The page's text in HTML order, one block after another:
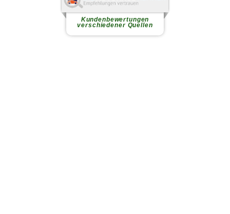
Kundenbewertungen
verschiedener Quellen
Es war alles super. Sie konnte
eine Probefahrt machen, und...
weiterlesen